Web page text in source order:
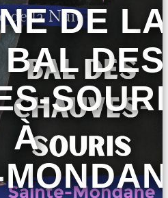
DE LA
DES
À